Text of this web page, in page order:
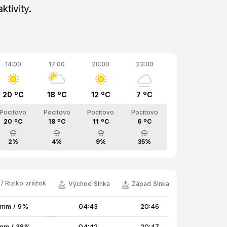
14:00
20 ºC
Pocitovo
20 ºC
2%
17:00
18 ºC
Pocitovo
18 ºC
4%
20:00
12 ºC
Pocitovo
11 ºC
9%
23:00
7 ºC
Pocitovo
6 ºC
35%
Riziko zrážok Východ Slnka Západ Slnka
/ 9% 04:43 20:46